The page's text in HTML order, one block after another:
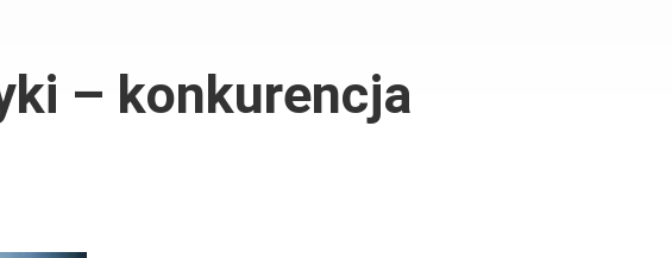
– konkurencja